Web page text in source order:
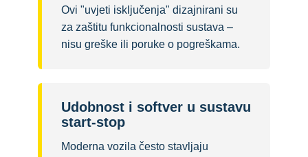
Ovi "uvjeti isključenja" dizajnirani su
za zaštitu funkcionalnosti sustava –
nisu greške ili poruke o pogreškama.
Udobnost i softver u sustavu
start-stop
Moderna vozila često stavljaju